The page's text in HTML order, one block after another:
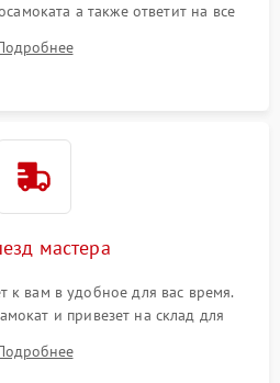
а также ответит на все
мастера
к вам в удобное для вас время.
и привезет на склад для